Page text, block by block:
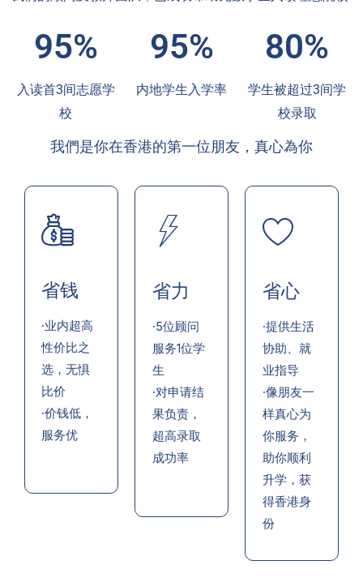
95%
入读首3间志愿学
校
95%
内地学生入学率
80%
学生被超过3间学
校录取
我們是你在香港的第一位朋友，真心為你
省钱
·业内超高
性价比之
选，无惧
比价
·价钱低，
服务优
省力
·5位顾问
服务1位学
生
·对申请结
果负责，
超高录取
成功率
省心
·提供生活
协助、就
业指导
·像朋友一
样真心为
你服务，
助你顺利
升学，获
得香港身
份